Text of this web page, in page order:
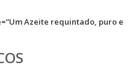
Azeite requintado, puro e